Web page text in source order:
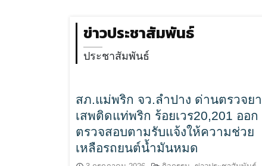
ข่าวประชาสัมพันธ์
ประชาสัมพันธ์
สภ.แม่พริก จว.ลำปาง ด่านตรวจยา
เสพติดแท่พริก ร้อยเวร20,201 ออก
ตรวจสอบตามรับแจ้งให้ความช่วย
เหลือรถยนต์น้ำมันหมด